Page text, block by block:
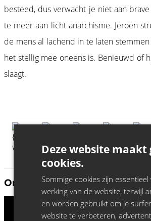
besteed, dus verwacht je niet aan
te meer aan licht anarchisme. Jeroen
de mens al lachend in te laten
het stellig mee oneens is. Benieuwd of
slaagt.
Ontdek meer Jeroen
Deze website
cookies.
Sommige cookies zijn
werking van de website, terwijl
en worden gebruikt om je
website te verbeteren,